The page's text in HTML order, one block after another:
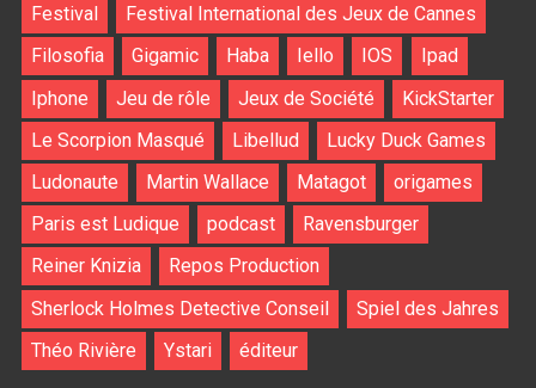
Festival
Festival International des Jeux de Cannes
Filosofia
Gigamic Haba Iello IOS
Ipad
Iphone
Jeu de rôle Jeux de Société
KickStarter
Le Scorpion Masqué
Libellud
Lucky Duck Games
Ludonaute
Martin Wallace Matagot
origames
Paris est Ludique
podcast
Ravensburger
Reiner Knizia
Repos Production
Sherlock Holmes Detective Conseil
Spiel des Jahres
Théo Rivière
Ystari éditeur